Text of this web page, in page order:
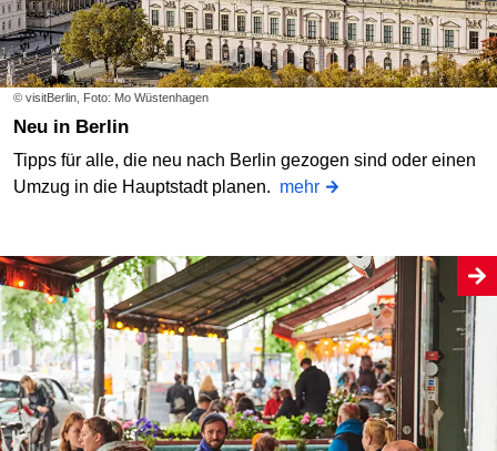
© visitBerlin, Foto: Mo Wüstenhagen
Neu in Berlin
Tipps für alle, die neu nach Berlin gezogen sind oder einen
Umzug in die Hauptstadt planen. mehr